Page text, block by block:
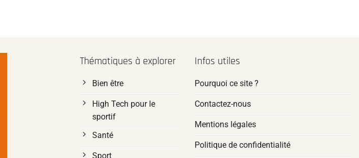
Thématiques à explorer
Bien être
High Tech pour le
sportif
Santé
Sport
Infos utiles
Pourquoi ce site ?
Contactez-nous
Mentions légales
Politique de confidentialité